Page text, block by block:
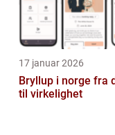
17 januar 2026
Bryllup i norge fra drøm
til virkelighet